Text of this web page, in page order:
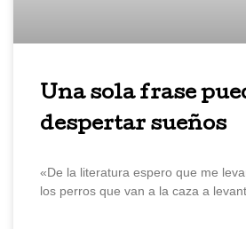
Una sola frase
despertar sueños
«De la literatura espero que me
los perros que van a la caza a